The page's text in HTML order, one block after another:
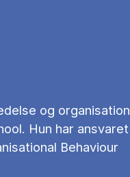
og organisation
Hun har ansvaret
Behaviour